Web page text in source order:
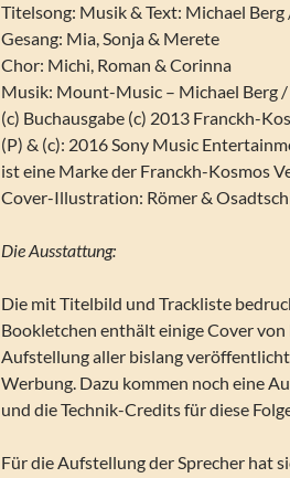
Titelsong: Musik & Text: Michael Berg
Gesang: Mia, Sonja & Merete
Chor: Michi, Roman & Corinna
Musik: Mount-Music – Michael Berg
(c) Buchausgabe (c) 2013 Franckh-
(P) & (c): 2016 Sony Music
ist eine Marke der Franckh-Kosmos
Cover-Illustration: Römer &
Die Ausstattung:
Die mit Titelbild und Trackliste
Bookletchen enthält einige Cover
Aufstellung aller bislang
Werbung. Dazu kommen noch eine
und die Technik-Credits für diese
Für die Aufstellung der Sprecher hat